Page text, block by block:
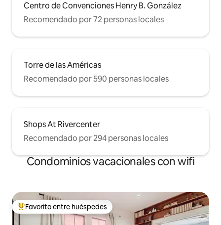
Centro de Convenciones Henry B. González
Recomendado por 72 personas locales
Torre de las Américas
Recomendado por 590 personas locales
Shops At Rivercenter
Recomendado por 294 personas locales
Condominios vacacionales con wifi
Favorito entre huéspedes preferido
Favorito entre huéspedes